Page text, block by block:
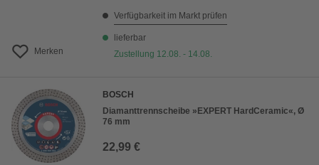
Merken
Verfügbarkeit im Markt prüfen
lieferbar
Zustellung 12.08. - 14.08.
BOSCH
Diamanttrennscheibe »EXPERT HardCeramic«, Ø
76 mm
22,99 €